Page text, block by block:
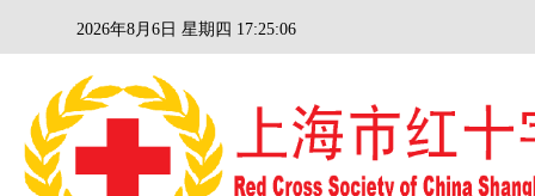
2026年8月6日 星期四 17:25:06